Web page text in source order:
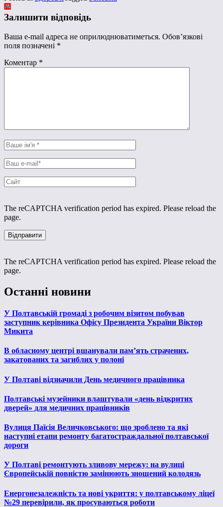
Залишити відповідь
Ваша e-mail адреса не оприлюднюватиметься. Обов’язкові
поля позначені *
Коментар *
The reCAPTCHA verification period has expired. Please reload the
page.
The reCAPTCHA verification period has expired. Please reload the
page.
Останні новини
У Полтавській громаді з робочим візитом побував
заступник керівника Офісу Президента України Віктор
Микита
В обласному центрі вшанували пам’ять страчених,
закатованих та загиблих у полоні
У Полтаві відзначили День медичного працівника
Полтавські музейники влаштували «день відкритих
дверей» для медичних працівників
Вулиця Паїсія Величковського: що зроблено та які
наступні етапи ремонту багатостраждальної полтавської
дороги
У Полтаві ремонтують зливову мережу: на вулиці
Європейській повністю замінюють зношений колодязь
Енергонезалежність та нові укриття: у полтавському ліцеї
№29 перевірили, як просуваються роботи